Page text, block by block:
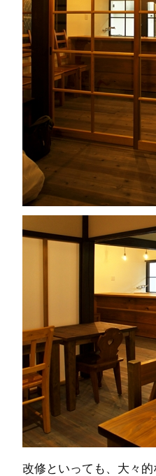
改修といっても、大々的